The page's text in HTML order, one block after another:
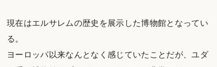
現在はエルサレムの歴史を展示した博物館となってい
る。
ヨーロッパ以来なんとなく感じていたことだが、ユダ